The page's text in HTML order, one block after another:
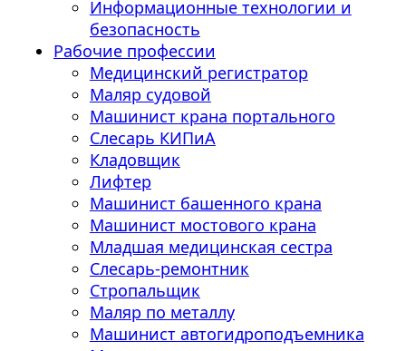
Информационные технологии и
безопасность
Рабочие профессии
Медицинский регистратор
Маляр судовой
Машинист крана портального
Слесарь КИПиА
Кладовщик
Лифтер
Машинист башенного крана
Машинист мостового крана
Младшая медицинская сестра
Слесарь-ремонтник
Стропальщик
Маляр по металлу
Машинист автогидроподъемника